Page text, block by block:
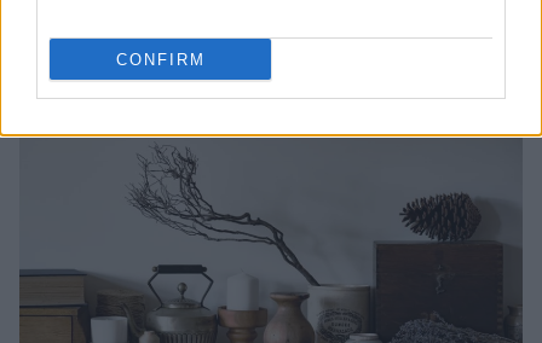
CONFIRM